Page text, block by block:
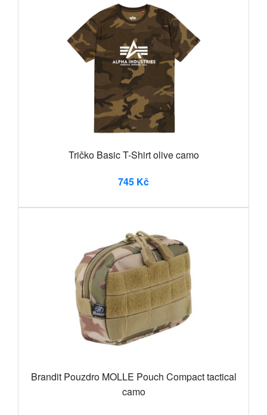
Tričko Basic T-Shirt olive camo
745 Kč
Brandit Pouzdro MOLLE Pouch Compact tactical
camo